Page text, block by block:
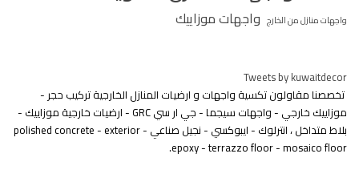
واجهات منازل من الخارج واجهات موزاييك
Tweets by kuwaitdecor
تخصصنا مقاولون تكسية واجهات و ارضيات المنازل الخارجية تركيب حجر -
موزاييك خارجي - واجهات سيجما - جي ار سي GRC - ارضيات خارجية موزاييك -
بلاط متداخل ، انترلوك - ايبوكسي - نجيل صناعي - polished concrete - exterior
epoxy - terrazzo floor - mosaico floor.